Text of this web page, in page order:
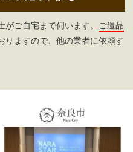
ご自宅まで伺います。 ご遺品
りますので、他の業者に依頼す